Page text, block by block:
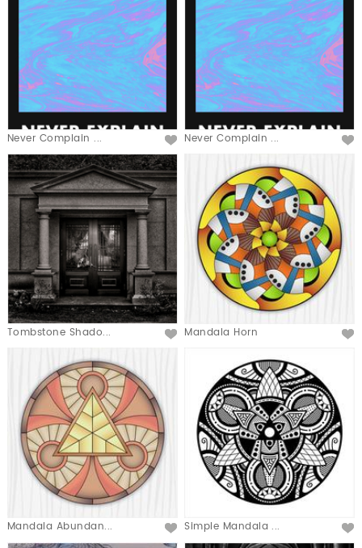
Never Complain ... Never Complain ...
Tombstone Shado... Mandala Horn
Mandala Abundan... Simple Mandala ...